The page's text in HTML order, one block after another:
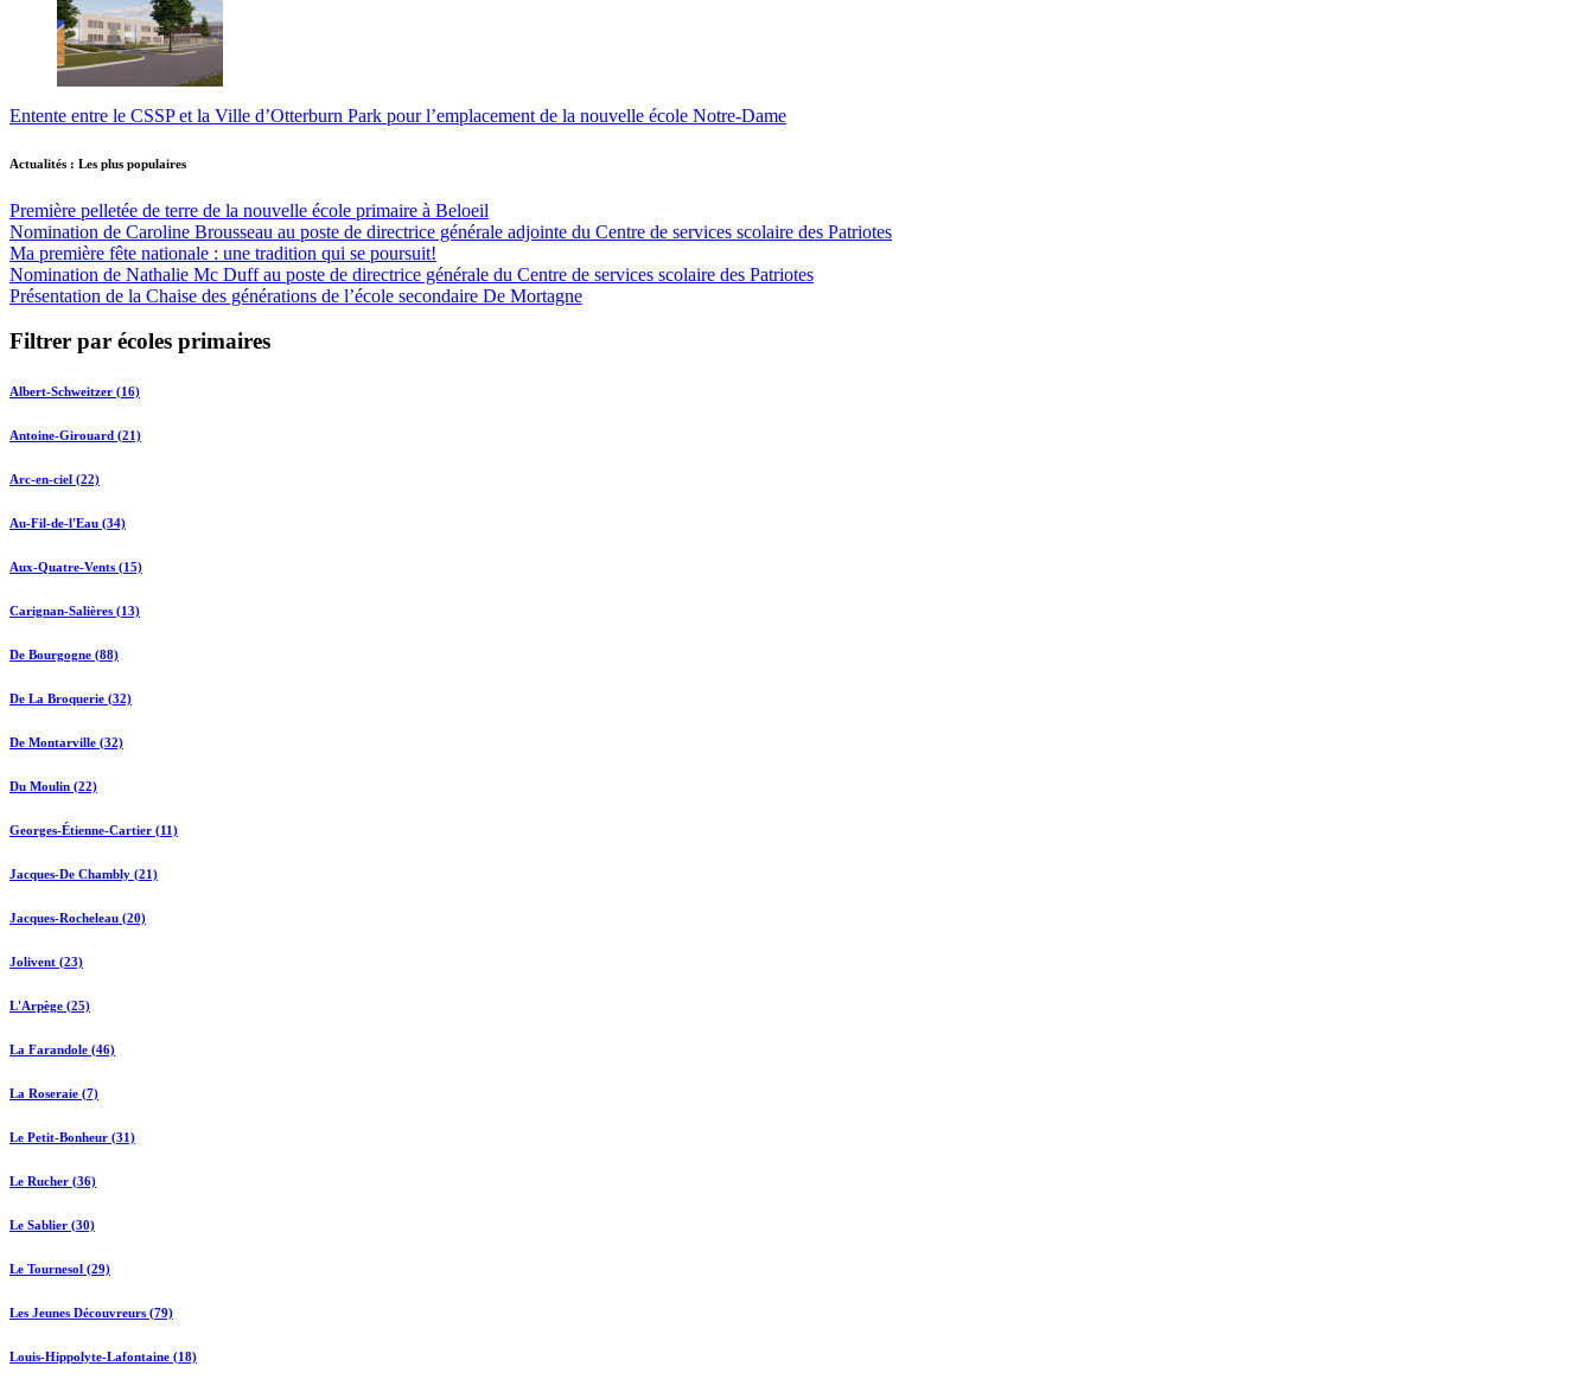
Entente entre le CSSP et la Ville d’Otterburn Park pour l’emplacement de la nouvelle école Notre-Dame
Actualités : Les plus populaires
Première pelletée de terre de la nouvelle école primaire à Beloeil
Nomination de Caroline Brousseau au poste de directrice générale adjointe du Centre de services scolaire des Patriotes
Ma première fête nationale : une tradition qui se poursuit!
Nomination de Nathalie Mc Duff au poste de directrice générale du Centre de services scolaire des Patriotes
Présentation de la Chaise des générations de l’école secondaire De Mortagne
Filtrer par écoles primaires
Albert-Schweitzer (16)
Antoine-Girouard (21)
Arc-en-ciel (22)
Au-Fil-de-l'Eau (34)
Aux-Quatre-Vents (15)
Carignan-Salières (13)
De Bourgogne (88)
De La Broquerie (32)
De Montarville (32)
Du Moulin (22)
Georges-Étienne-Cartier (11)
Jacques-De Chambly (21)
Jacques-Rocheleau (20)
Jolivent (23)
L'Arpège (25)
La Farandole (46)
La Roseraie (7)
Le Petit-Bonheur (31)
Le Rucher (36)
Le Sablier (30)
Le Tournesol (29)
Les Jeunes Découvreurs (79)
Louis-Hippolyte-Lafontaine (18)